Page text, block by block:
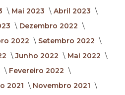
Mai 2023
Abril 2023
Dezembro 2022
2022
Setembro 2022
Junho 2022
Mai 2022
Fevereiro 2022
2021
Novembro 2021